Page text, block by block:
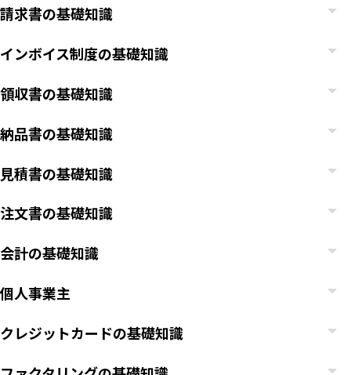
請求書の基礎知識
インボイス制度の基礎知識
領収書の基礎知識
納品書の基礎知識
見積書の基礎知識
注文書の基礎知識
会計の基礎知識
個人事業主
クレジットカードの基礎知識